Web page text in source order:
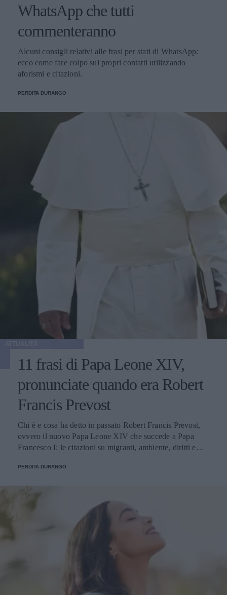
WhatsApp che tutti
commenteranno
Alcuni consigli relativi alle frasi per stati di WhatsApp:
ecco come fare colpo sui propri contatti utilizzando
aforismi e citazioni.
PERDITA DURANGO
11 frasi di Papa Leone XIV,
pronunciate quando era Robert
Francis Prevost
Chi è e cosa ha detto in passato Robert Francis Prevost,
ovvero il nuovo Papa Leone XIV che succede a Papa
Francesco I: le citazioni su migranti, ambiente, diritti e
PERDITA DURANGO